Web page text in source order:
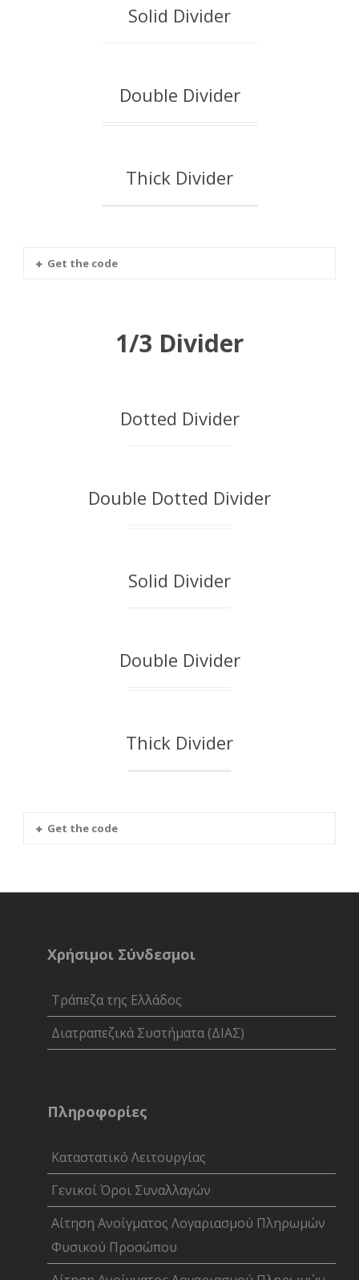
Solid Divider
Double Divider
Thick Divider
Get the code
1/3 Divider
Dotted Divider
Double Dotted Divider
Solid Divider
Double Divider
Thick Divider
Get the code
Χρήσιμοι Σύνδεσμοι
Τράπεζα της Ελλάδος
Διατραπεζικά Συστήματα (ΔΙΑΣ)
Πληροφορίες
Καταστατικό Λειτουργίας
Γενικοί Όροι Συναλλαγών
Αίτηση Ανοίγματος Λογαριασμού Πληρωμών
Φυσικού Προσώπου